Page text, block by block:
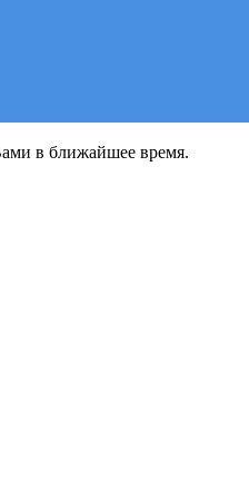
в ближайшее время.